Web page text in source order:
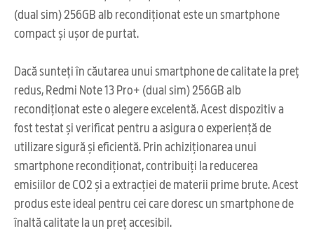
(dual sim) 256GB alb recondiționat este un smartphone
compact și ușor de purtat.
Dacă sunteți în căutarea unui smartphone de calitate la preț
redus, Redmi Note 13 Pro+ (dual sim) 256GB alb
recondiționat este o alegere excelentă. Acest dispozitiv a
fost testat și verificat pentru a asigura o experiență de
utilizare sigură și eficientă. Prin achiziționarea unui
smartphone recondiționat, contribuiți la reducerea
emisiilor de CO2 și a extracției de materii prime brute. Acest
produs este ideal pentru cei care doresc un smartphone de
înaltă calitate la un preț accesibil.